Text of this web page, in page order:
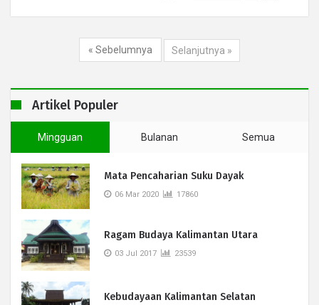
« Sebelumnya Selanjutnya »
Artikel Populer
Mingguan Bulanan Semua
Mata Pencaharian Suku Dayak
06 Mar 2020 17860
Ragam Budaya Kalimantan Utara
03 Jul 2017 23539
Kebudayaan Kalimantan Selatan